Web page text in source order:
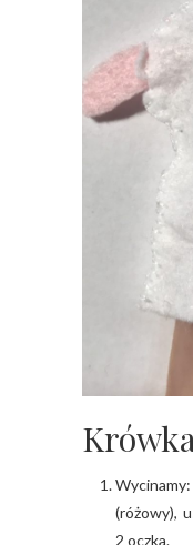
(różowy),
2 oczka.